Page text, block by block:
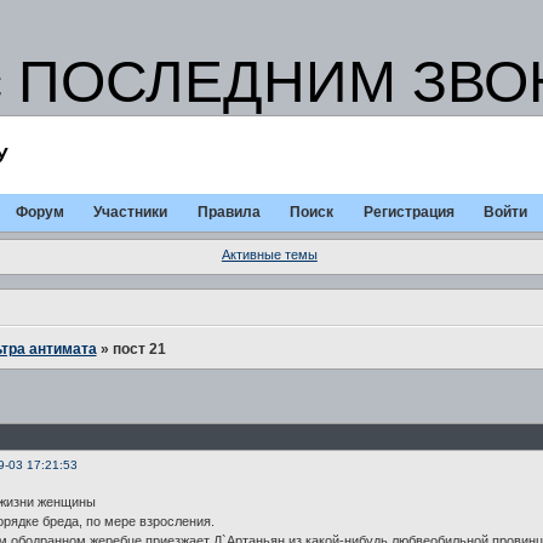
ПОСЛЕДНИМ
Форум Участники Правила Поиск Регистрация Войти
Активные темы
антимата » пост 21
03 17:21:53
женщины
бреда, по мере взросления.